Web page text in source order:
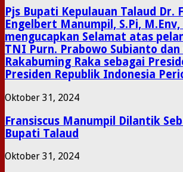
Pjs Bupati Kepulauan Talaud Dr.
Engelbert Manumpil, S.Pi,
mengucapkan Selamat atas
TNI Purn. Prabowo Subianto dan
Rakabuming Raka sebagai
Presiden Republik Indonesia
Oktober 31, 2024
Fransiscus Manumpil Dilantik
Bupati Talaud
Oktober 31, 2024